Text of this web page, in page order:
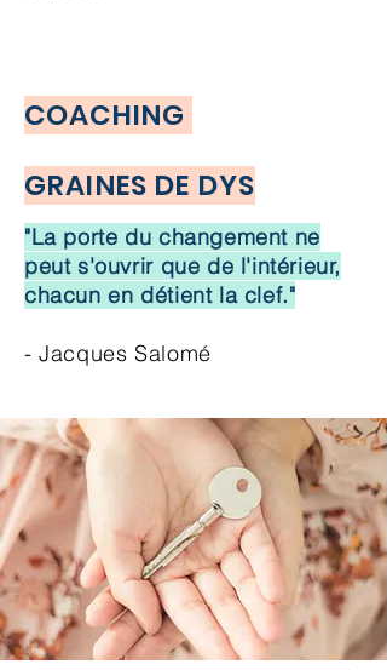
COACHING
GRAINES DE DYS
"La porte du changement ne
peut s'ouvrir que de l'intérieur,
chacun en détient la clef."
- Jacques Salomé